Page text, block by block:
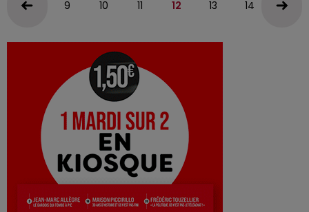
9 10 11 12 13 14 15